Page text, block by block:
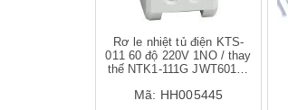
Rơ le nhiệt tủ điện KTS-
011 60 độ 220V 1NO / thay
thế NTK1-111G JWT6011F
Mã: HH005445